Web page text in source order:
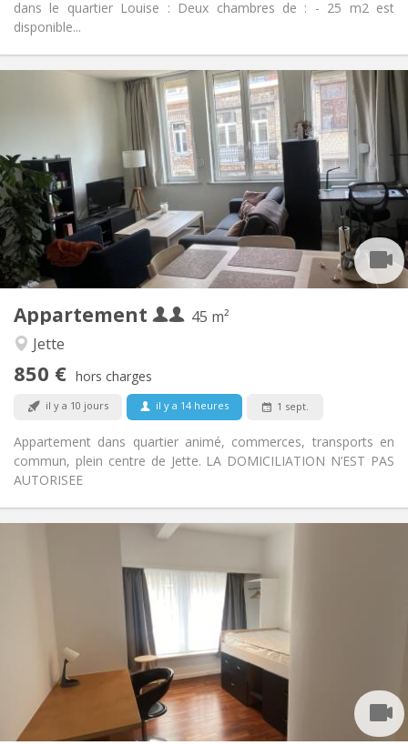
dans le quartier Louise : Deux chambres de : - 25 m2 est
disponible...
Appartement
45 m²
Jette
850 € hors charges
il y a 10 jours il y a 14 heures 1 sept.
Appartement dans quartier animé, commerces, transports en
commun, plein centre de Jette. LA DOMICILIATION N’EST PAS
AUTORISEE
Infos Pratiques
Loyer:
850 € (425 €/pers.)
Charges:
150 € (75 €/pers.)
Durée:
5-6 mois
Domiciliation:
Aménagement
Salle de bain:
Privée
Cuisine:
Dans la chambre
Superficie:
45 m
Pièces privées:
3
Non
12 mois, 11 mois, 10 mois, 5-6 mois, 3-4 mois,
vacances d'été, au mois
Acceptée
Aménagement
Salle de bain:
Cuisine:
Commune
Superficie: